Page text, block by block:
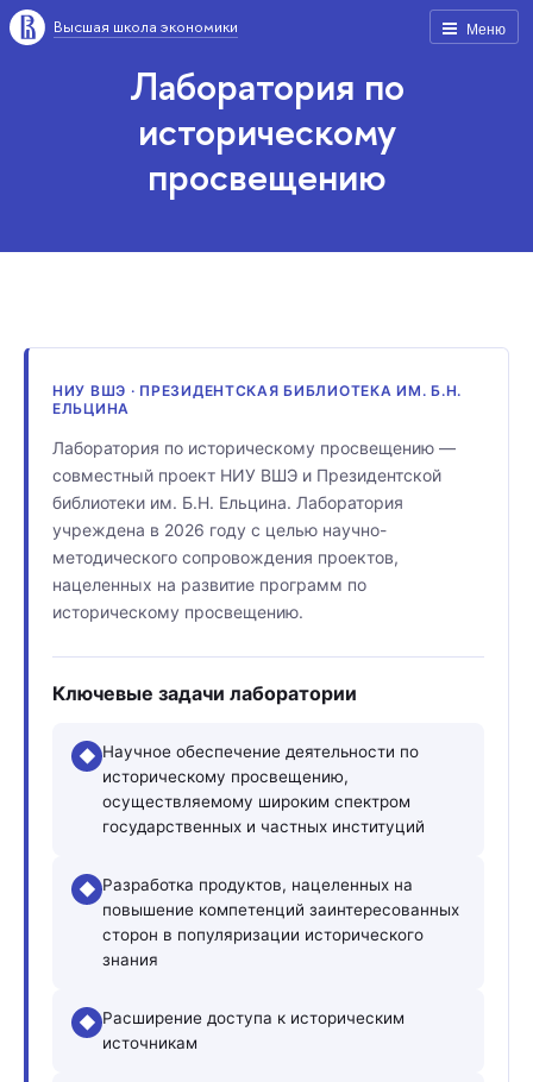
Меню
Высшая школа экономики
Лаборатория по
историческому
просвещению
НИУ ВШЭ · ПРЕЗИДЕНТСКАЯ БИБЛИОТЕКА ИМ. Б.Н.
ЕЛЬЦИНА
Лаборатория по историческому просвещению —
совместный проект НИУ ВШЭ и Президентской
библиотеки им. Б.Н. Ельцина. Лаборатория
учреждена в 2026 году с целью научно-
методического сопровождения проектов,
нацеленных на развитие программ по
историческому просвещению.
Ключевые задачи лаборатории
◆ Научное обеспечение деятельности по
историческому просвещению,
осуществляемому широким спектром
государственных и частных институций
◆ Разработка продуктов, нацеленных на
повышение компетенций заинтересованных
сторон в популяризации исторического
знания
◆ Расширение доступа к историческим
источникам